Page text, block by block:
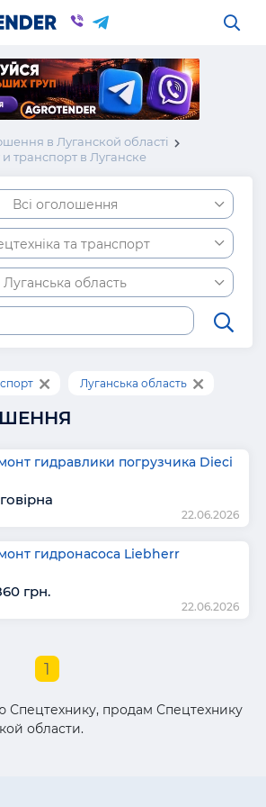
в Луганской області
транспорт в Луганске
Всі оголошення
та транспорт
Луганська область
Луганська область
гидравлики погрузчика Dieci
22.06.2026
гидронасоса Liebherr
грн.
22.06.2026
1
Спецтехнику, продам Спецтехнику
области.